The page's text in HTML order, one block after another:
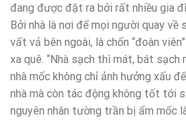
đang được đặt ra bởi rất nhiều gia
Bởi nhà là nơi để mọi người quay về
vất vả bên ngoài, là chốn “đoàn
xa quê. “Nhà sạch thì mát, bát sạch
nhà mốc không chỉ ảnh hưởng xấu
nhà mà còn tác động không tốt tới
nguyên nhân tường trần bị ẩm mốc